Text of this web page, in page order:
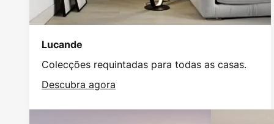
Lucande
Colecções requintadas para todas as casas.
Descubra agora